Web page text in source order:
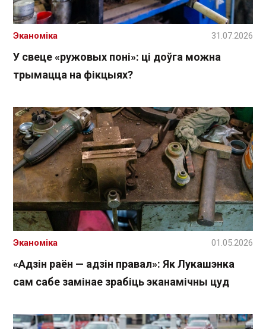
У свеце «ружовых поні»: ці доўга можна
трымацца на фікцыях?
Эканоміка 31.07.2026
«Адзін раён — адзін правал»: Як Лукашэнка
сам сабе замінае зрабіць эканамічны цуд
Эканоміка 01.05.2026